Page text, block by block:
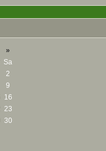
»
Sa
2
9
16
23
30